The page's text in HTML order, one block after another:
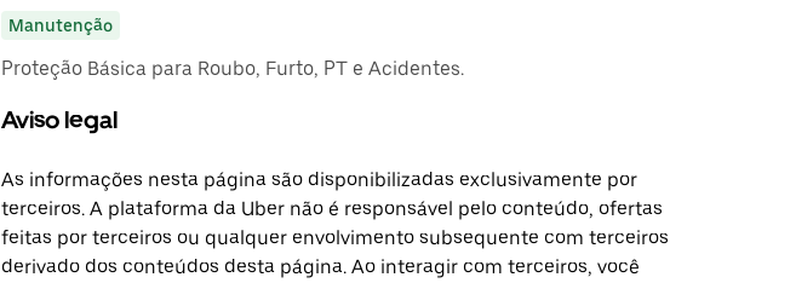
Manutenção
Proteção Básica para Roubo, Furto, PT e Acidentes.
Aviso legal
As informações nesta página são disponibilizadas exclusivamente por
terceiros. A plataforma da Uber não é responsável pelo conteúdo, ofertas
feitas por terceiros ou qualquer envolvimento subsequente com terceiros
derivado dos conteúdos desta página. Ao interagir com terceiros, você